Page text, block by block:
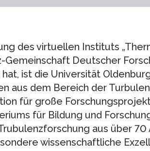
des virtuellen Instituts
Gemeinschaft Deutscher
ist die Universität
aus dem Bereich der
für große
für Bildung und
aus über
wissenschaftliche